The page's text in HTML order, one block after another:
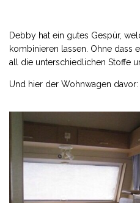
Debby hat ein gutes Gespür,
kombinieren lassen. Ohne dass
all die unterschiedlichen Stoffe
Und hier der Wohnwagen davor: